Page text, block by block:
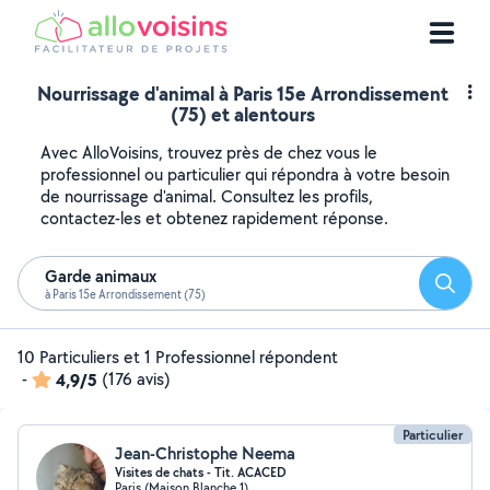
Nourrissage d'animal à Paris 15e Arrondissement
(75) et alentours
Avec AlloVoisins, trouvez près de chez vous le
professionnel ou particulier qui répondra à votre besoin
de nourrissage d'animal. Consultez les profils,
contactez-les et obtenez rapidement réponse.
Garde animaux
à Paris 15e Arrondissement (75)
10 Particuliers et 1 Professionnel répondent
-
4,9/5 (176 avis)
Particulier
Jean-Christophe Neema
Visites de chats - Tit. ACACED